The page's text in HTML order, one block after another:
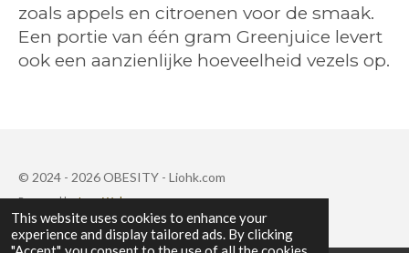
This website uses cookies to enhance your
experience and display tailored ads. By clicking
zoals appels en citroenen voor de smaak.
Een portie van één gram Greenjuice levert
ook een aanzienlijke hoeveelheid vezels op.
© 2024 - 2026 OBESITY - Liohk.com
Powered byJouwWeb